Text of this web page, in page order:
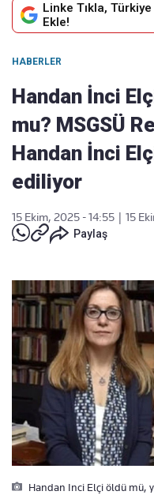
Linke Tıkla,
Ekle!
HABERLER
Handan İnci
mu? MSGSÜ
Handan İnci
ediliyor
15 Ekim, 2025 - 14:55
15
Paylaş
Handan Inci Elçi öldü mü,